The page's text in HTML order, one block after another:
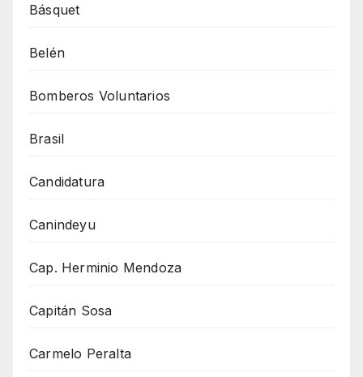
Básquet
Belén
Bomberos Voluntarios
Brasil
Candidatura
Canindeyu
Cap. Herminio Mendoza
Capitán Sosa
Carmelo Peralta